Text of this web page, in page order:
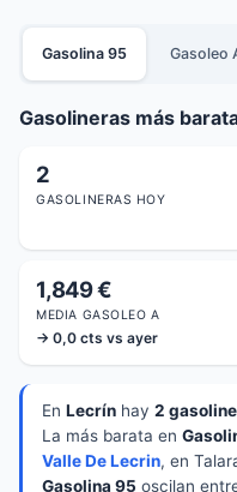
Gasolina 95 Gasoleo
Gasolineras más
2
GASOLINERAS HOY
1,849 €
MEDIA GASOLEO A
→ 0,0 cts vs ayer
En Lecrín hay 2
La más barata en
Valle De Lecrin, en
Gasolina 95 oscilan